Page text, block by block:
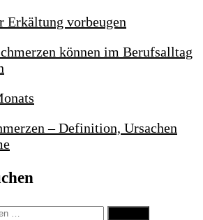
Erkältung vorbeugen
– Definition, Ursachen